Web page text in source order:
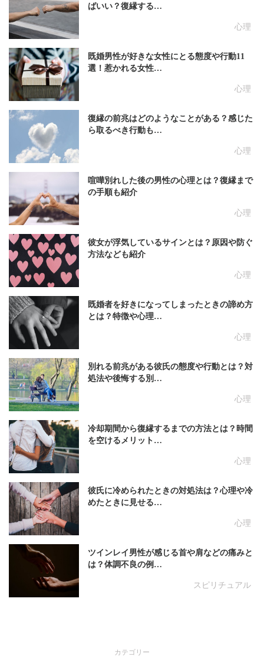
心理
ばいい？復縁する…
心理
既婚男性が好きな女性にとる態度や行動11
選！惹かれる女性…
心理
復縁の前兆はどのようなことがある？感じた
ら取るべき行動も…
心理
喧嘩別れした後の男性の心理とは？復縁まで
の手順も紹介
心理
彼女が浮気しているサインとは？原因や防ぐ
方法なども紹介
心理
既婚者を好きになってしまったときの諦め方
とは？特徴や心理…
心理
別れる前兆がある彼氏の態度や行動とは？対
処法や後悔する別…
心理
冷却期間から復縁するまでの方法とは？時間
を空けるメリット…
心理
彼氏に冷められたときの対処法は？心理や冷
めたときに見せる…
スピリチュアル
ツインレイ男性が感じる首や肩などの痛みと
は？体調不良の例…
カテゴリー